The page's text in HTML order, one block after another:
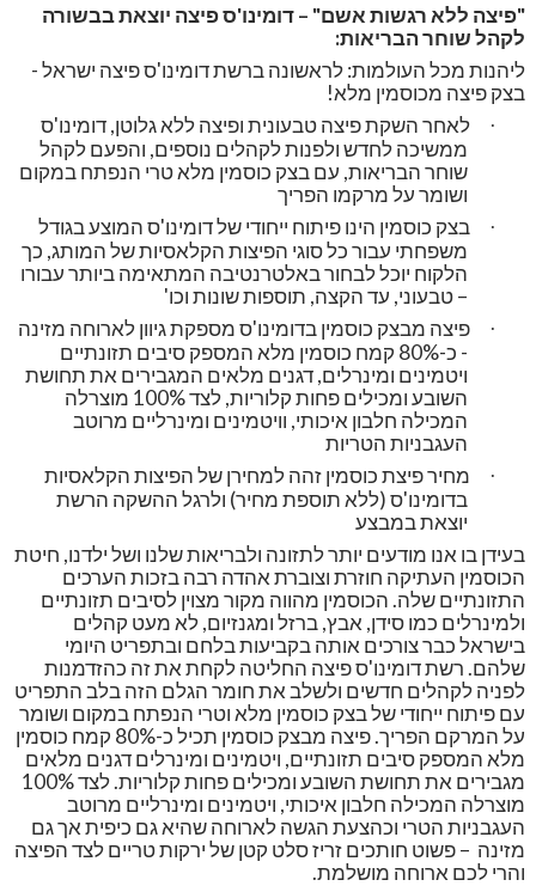
"פיצה ללא רגשות אשם" – דומינו'ס פיצה יוצאת בבשורה
לקהל שוחר הבריאות:
ליהנות מכל העולמות: לראשונה ברשת דומינו'ס פיצה ישראל -
בצק פיצה מכוסמין מלא!
·
לאחר השקת פיצה טבעונית ופיצה ללא גלוטן, דומינו'ס
ממשיכה לחדש ולפנות לקהלים נוספים, והפעם לקהל
שוחר הבריאות, עם בצק כוסמין מלא טרי הנפתח במקום
ושומר על מרקמו הפריך
·
בצק כוסמין הינו פיתוח ייחודי של דומינו'ס המוצע בגודל
משפחתי עבור כל סוגי הפיצות הקלאסיות של המותג, כך
הלקוח יוכל לבחור באלטרנטיבה המתאימה ביותר עבורו
– טבעוני, עד הקצה, תוספות שונות וכו'
·
פיצה מבצק כוסמין בדומינו'ס מספקת גיוון לארוחה מזינה
- כ-80% קמח כוסמין מלא המספק סיבים תזונתיים
ויטמינים ומינרלים, דגנים מלאים המגבירים את תחושת
השובע ומכילים פחות קלוריות, לצד 100% מוצרלה
המכילה חלבון איכותי, וויטמינים ומינרליים מרוטב
העגבניות הטריות
·
מחיר פיצת כוסמין זהה למחירן של הפיצות הקלאסיות
בדומינו'ס (ללא תוספת מחיר) ולרגל ההשקה הרשת
יוצאת במבצע
בעידן בו אנו מודעים יותר לתזונה ולבריאות שלנו ושל ילדנו, חיטת
הכוסמין העתיקה חוזרת וצוברת אהדה רבה בזכות הערכים
התזונתיים שלה. הכוסמין מהווה מקור מצוין לסיבים תזונתיים
ולמינרלים כמו סידן, אבץ, ברזל ומגנזיום, לא מעט קהלים
בישראל כבר צורכים אותה בקביעות בלחם ובתפריט היומי
שלהם. רשת דומינו'ס פיצה החליטה לקחת את זה כהזדמנות
לפניה לקהלים חדשים ולשלב את חומר הגלם הזה בלב התפריט
עם פיתוח ייחודי של בצק כוסמין מלא וטרי הנפתח במקום ושומר
על המרקם הפריך. פיצה מבצק כוסמין תכיל כ-80% קמח כוסמין
מלא המספק סיבים תזונתיים, ויטמינים ומינרלים דגנים מלאים
מגבירים את תחושת השובע ומכילים פחות קלוריות. לצד 100%
מוצרלה המכילה חלבון איכותי, ויטמינים ומינרליים מרוטב
העגבניות הטרי וכהצעת הגשה לארוחה שהיא גם כיפית אך גם
מזינה – פשוט חותכים זריז סלט קטן של ירקות טריים לצד הפיצה
והרי לכם ארוחה מושלמת.